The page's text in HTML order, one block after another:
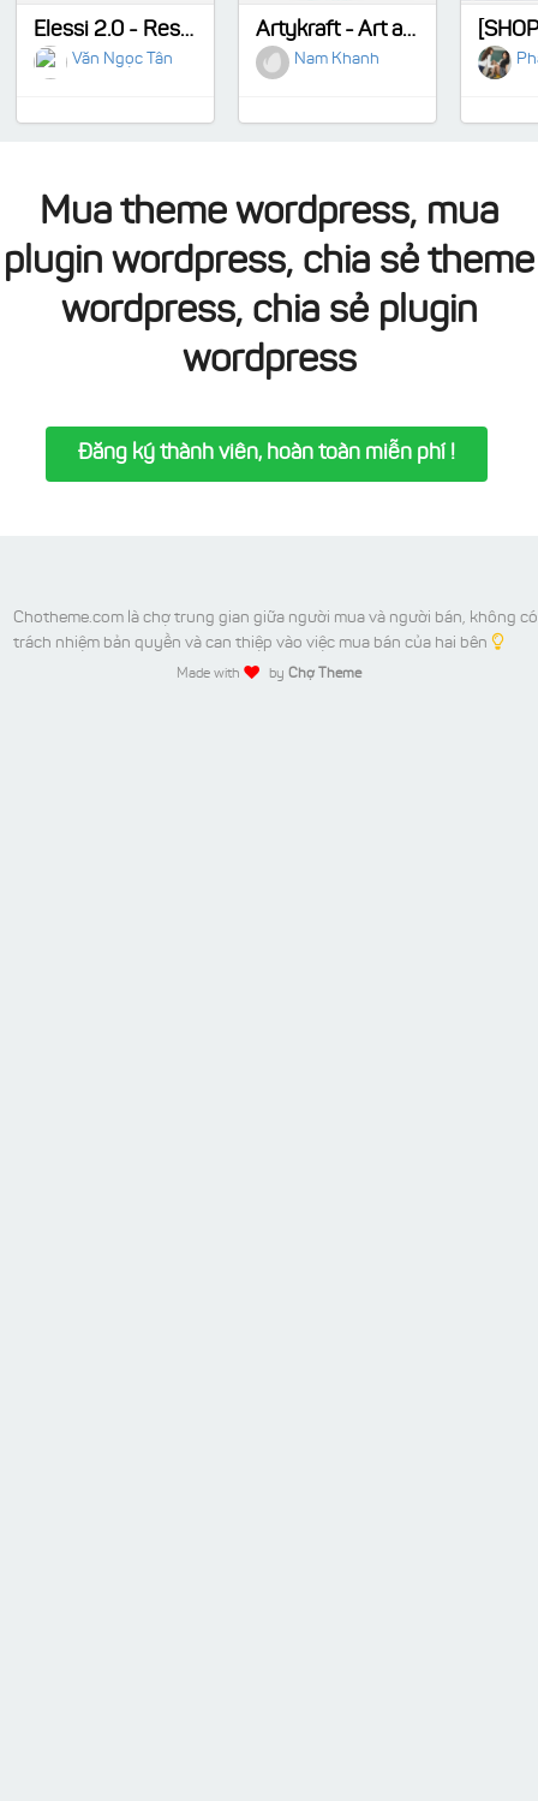
Elessi 2.0 - Responsive Shopify Theme
Văn Ngọc Tân
Artykraft - Art and Decor Responsive OpenCart Theme
Nam Khanh
Mua theme wordpress, mua
plugin wordpress, chia sẻ theme
wordpress, chia sẻ plugin
wordpress
Đăng ký thành viên, hoàn toàn miễn phí !
Chotheme.com là chợ trung gian giữa người mua và người bán, không có
trách nhiệm bản quyền và can thiệp vào việc mua bán của hai bên
Made with by Chợ Theme